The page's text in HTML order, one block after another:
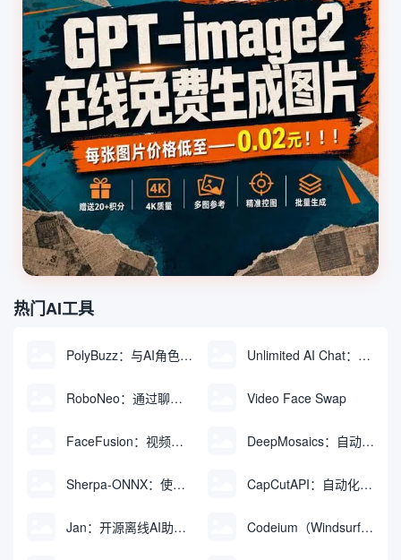
热门AI工具
PolyBuzz：与AI角色互动的免费聊天与角色扮演平台 Unlimited AI Chat：免费无限制的AI聊天工具
RoboNeo：通过聊天生成和编辑视频与图像的AI工具 Video Face Swap
FaceFusion：视频换脸增强工具|语音同步视频嘴型动作 DeepMosaics：自动去除图像和视频中的马赛克，或向其添加马赛克
Sherpa-ONNX：使用ONNXRuntime实现离线语音识别和合成 CapCutAPI：自动化控制CapCut视频剪辑的开源工具
Jan：开源离线AI助手，ChatGPT 替代品，运行本地AI模型或连接云端AI Codeium（Windsurf Editor）：免费的AI代码补全与聊天工具，Windsurf以对话方式编写完整项目代码